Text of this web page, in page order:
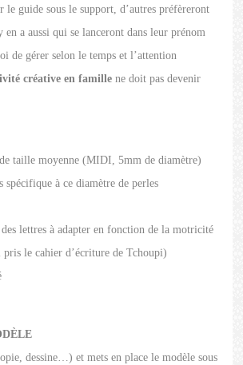
le guide sous le support, d’autres préfèreront
a aussi qui se lanceront dans leur prénom
de gérer selon le temps et l’attention
créative en famille ne doit pas devenir
de taille moyenne (MIDI, 5mm de diamètre)
spécifique à ce diamètre de perles
lettres à adapter en fonction de la motricité
le cahier d’écriture de Tchoupi)
dessine…) et mets en place le modèle sous